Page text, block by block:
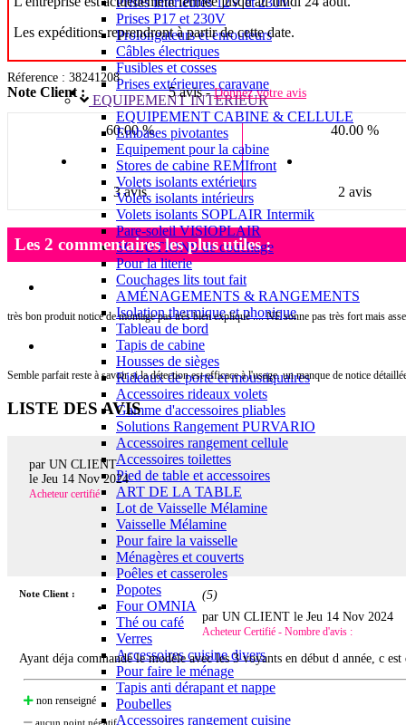
Prises P17 et 230V
Prolongateurs et enrouleurs
Câbles électriques
Fusibles et cosses
Prises extérieures caravane
EQUIPEMENT INTERIEUR
EQUIPEMENT CABINE & CELLULE
Embases pivotantes
Equipement pour la cabine
Stores de cabine REMIfront
Volets isolants extérieurs
Volets isolants intérieurs
Volets isolants SOPLAIR Intermik
Pare-soleil VISIOPLAIR
SOLUTIONS de couchage
Pour la literie
Couchages lits tout fait
AMÉNAGEMENTS & RANGEMENTS
Isolation thermique et phonique
Tableau de bord
Tapis de cabine
Housses de sièges
Rideaux de porte et moustiquaires
Accessoires rideaux volets
Gamme d'accessoires pliables
Solutions Rangement PURVARIO
Accessoires rangement cellule
Accessoires toilettes
Pied de table et accessoires
ART DE LA TABLE
Lot de Vaisselle Mélamine
Vaisselle Mélamine
Pour faire la vaisselle
Ménagères et couverts
Poêles et casseroles
Popotes
Four OMNIA
Thé ou café
Verres
Accessoires cuisine divers
Pour faire le ménage
Tapis anti dérapant et nappe
Poubelles
Accessoires rangement cuisine
Les expéditions reprendront à partir de cette date.
Réference : 38241208
Note Client : 5 avis -Donnez votre avis
60.00 %
3 avis
40.00 %
2 avis
Les 2 commentaires les plus utiles :
très bon produit notice de montage pas très bien expliqué .... NE sonne pas très fort mais
Semble parfait reste à savoir si la détection est efficace à l'usage. un manque de notice
LISTE DES AVIS
par UN CLIENT
le Jeu 14 Nov 2024
Acheteur certifié
Note Client : (5)
par UN CLIENT leJeu 14 Nov 2024
Acheteur Certifié - Nombre d'avis :
Ayant déja commandé le modèle avec les 3 voyants en début d année, c
non renseigné
aucun point négatif